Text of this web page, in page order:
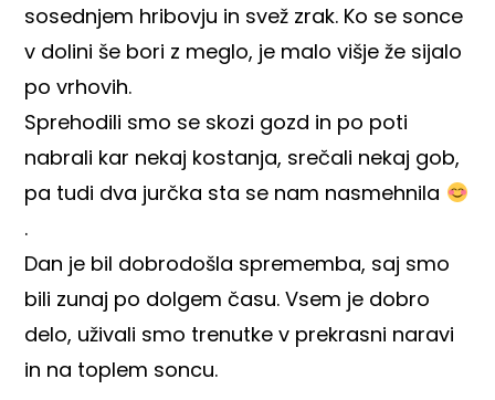
sosednjem hribovju in svež zrak. Ko se sonce
v dolini še bori z meglo, je malo višje že sijalo
po vrhovih.
Sprehodili smo se skozi gozd in po poti
nabrali kar nekaj kostanja, srečali nekaj gob,
pa tudi dva jurčka sta se nam nasmehnila
.
Dan je bil dobrodošla sprememba, saj smo
bili zunaj po dolgem času. Vsem je dobro
delo, uživali smo trenutke v prekrasni naravi
in na toplem soncu.